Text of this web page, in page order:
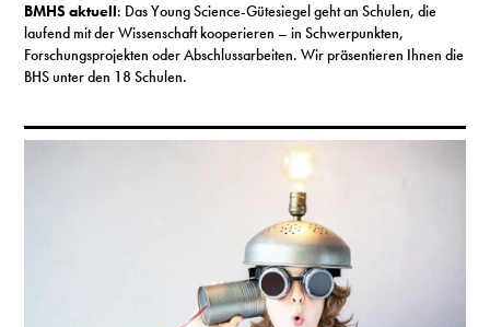
BMHS aktuell: Das Young Science-Gütesiegel geht an Schulen, die
laufend mit der Wissenschaft kooperieren – in Schwerpunkten,
Forschungsprojekten oder Abschlussarbeiten. Wir präsentieren Ihnen die
BHS unter den 18 Schulen.